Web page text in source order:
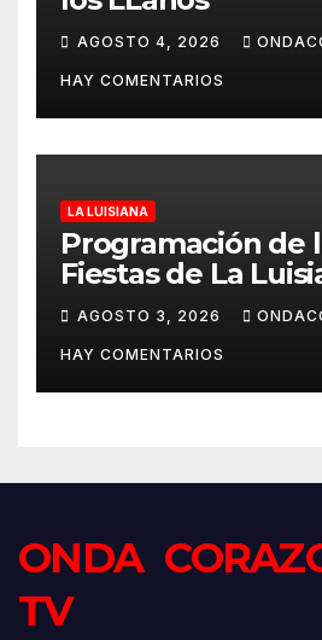
AGOSTO 4, 2026
HAY COMENTARIOS
LA LUISIANA
Programación de
Fiestas de La
AGOSTO 3, 2026
HAY COMENTARIOS
ONDA
TV